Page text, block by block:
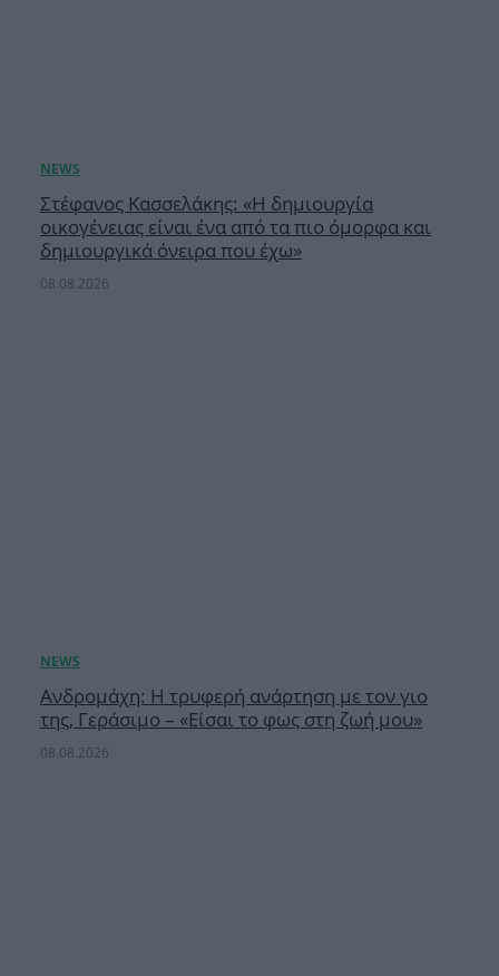
Στέφανος Κασσελάκης: «Η δημιουργία
οικογένειας είναι ένα από τα πιο όμορφα και
δημιουργικά όνειρα που έχω»
08.08.2026
Ανδρομάχη: Η τρυφερή ανάρτηση με τον γιο
της, Γεράσιμο – «Είσαι το φως στη ζωή μου»
08.08.2026